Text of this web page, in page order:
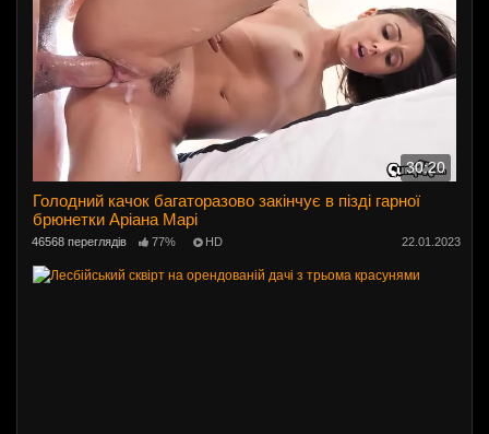
30:20
Голодний качок багаторазово закінчує в пізді гарної
брюнетки Аріана Марі
46568 переглядів 77% HD 22.01.2023